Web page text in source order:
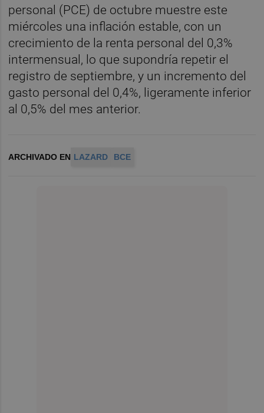
personal (PCE) de octubre muestre este
miércoles una inflación estable, con un
crecimiento de la renta personal del 0,3%
intermensual, lo que supondría repetir el
registro de septiembre, y un incremento del
gasto personal del 0,4%, ligeramente inferior
al 0,5% del mes anterior.
ARCHIVADO EN LAZARD BCE